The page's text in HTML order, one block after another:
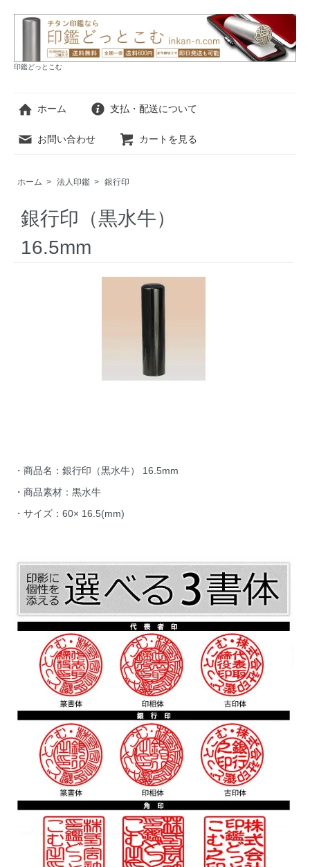
印鑑どっとこむ
ホーム 支払・配送について
お問い合わせ カートを見る
ホーム > 法人印鑑 > 銀行印
銀行印（黒水牛）
16.5mm
・商品名：銀行印（黒水牛） 16.5mm
・商品素材：黒水牛
・サイズ：60× 16.5(mm)